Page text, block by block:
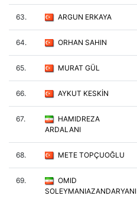
63. ARGUN ERKAYA
64. ORHAN SAHIN
65. MURAT GÜL
66. AYKUT KESKİN
67.
HAMIDREZA
ARDALANI
68. METE TOPÇUOĞLU
69.
OMID
SOLEYMANIAZANDARYANI